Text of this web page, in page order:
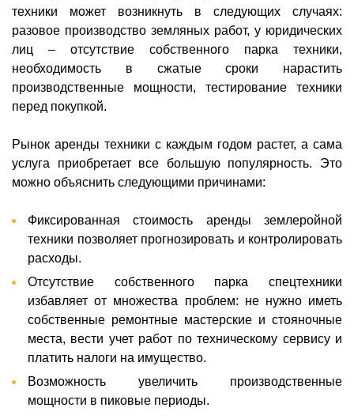
техники может возникнуть в следующих случаях:
разовое производство земляных работ, у юридических
лиц – отсутствие собственного парка техники,
необходимость в сжатые сроки нарастить
производственные мощности, тестирование техники
перед покупкой.
Рынок аренды техники с каждым годом растет, а сама
услуга приобретает все большую популярность. Это
можно объяснить следующими причинами:
Фиксированная стоимость аренды землеройной
техники позволяет прогнозировать и контролировать
расходы.
Отсутствие собственного парка спецтехники
избавляет от множества проблем: не нужно иметь
собственные ремонтные мастерские и стояночные
места, вести учет работ по техническому сервису и
платить налоги на имущество.
Возможность увеличить производственные
мощности в пиковые периоды.